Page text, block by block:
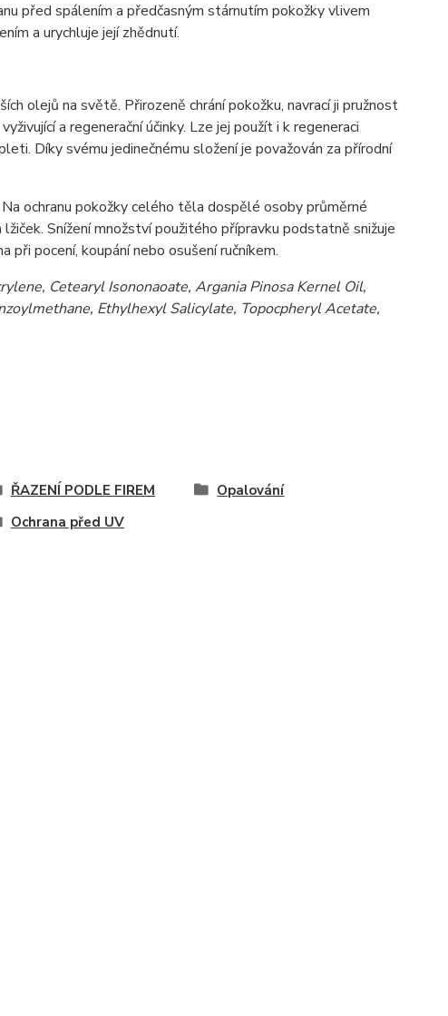
před spálením a předčasným stárnutím pokožky vlivem
a urychluje její zhědnutí.
olejů na světě. Přirozeně chrání pokožku, navrací ji pružnost
a regenerační účinky. Lze jej použít i k regeneraci
Díky svému jedinečnému složení je považován za přírodní
ochranu pokožky celého těla dospělé osoby průměrné
Snížení množství použitého přípravku podstatně snižuje
při pocení, koupání nebo osušení ručníkem.
Cetearyl Isononaoate, Argania Pinosa Kernel Oil,
Ethylhexyl Salicylate, Topocpheryl Acetate,
ŘAZENÍ PODLE FIREM
Opalování
Ochrana před UV